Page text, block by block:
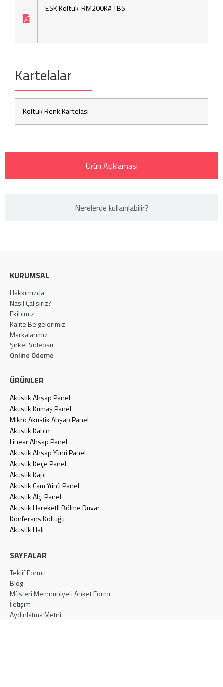
ESK Koltuk-RM200KA TBS
Kartelalar
Koltuk Renk Kartelası
Ürün Açıklaması
Nerelerde kullanılabilir?​
KURUMSAL
Hakkımızda
Nasıl Çalışırız?
Ekibimiz
Kalite Belgelerimiz
Markalarımız
Şirket Videosu
Online Ödeme
ÜRÜNLER
Akustik Ahşap Panel
Akustik Kumaş Panel
Mikro Akustik Ahşap Panel
Akustik Kabin
Linear Ahşap Panel
Akustik Ahşap Yünü Panel
Akustik Keçe Panel
Akustik Kapı
Akustik Cam Yünü Panel
Akustik Alçı Panel
Akustik Hareketli Bölme Duvar
Konferans Koltuğu
Akustik Halı
SAYFALAR
Teklif Formu
Blog
Müşteri Memnuniyeti Anket Formu
İletişim
Aydınlatma Metni